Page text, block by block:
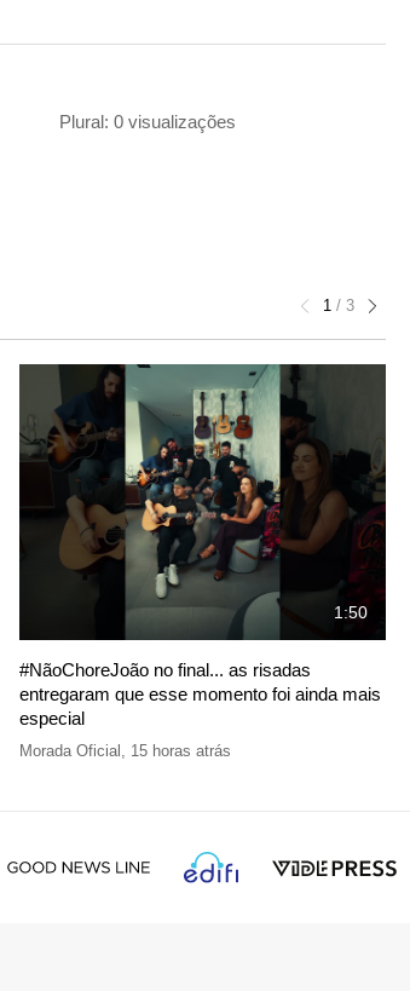
Plural: 0 visualizações
1 / 3
1:50
#NãoChoreJoão no final... as risadas
entregaram que esse momento foi ainda mais
especial
Morada Oficial 15 horas atrás